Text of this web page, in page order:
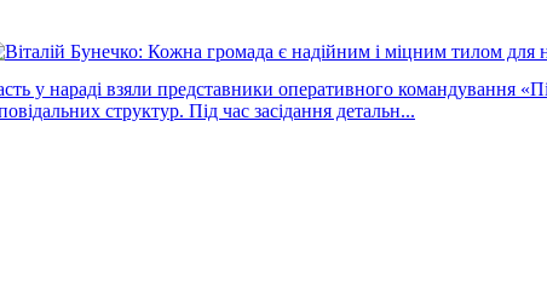
у нараді взяли представники оперативного командування
структур. Під час засідання детальн...